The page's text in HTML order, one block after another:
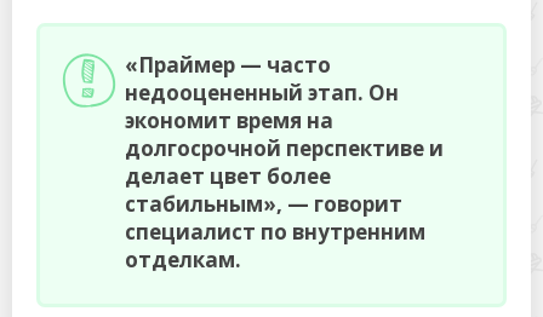
«Праймер — часто
недооцененный этап. Он
экономит время на
долгосрочной перспективе и
делает цвет более
стабильным», — говорит
специалист по внутренним
отделкам.